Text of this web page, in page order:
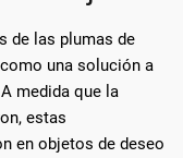
de las plumas de
una solución a
medida que la
estas
en objetos de deseo